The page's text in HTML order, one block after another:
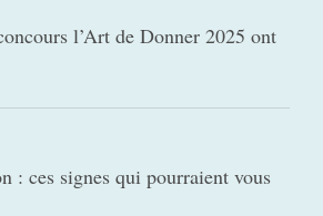
l’Art de Donner 2025 ont
: ces signes qui pourraient vous